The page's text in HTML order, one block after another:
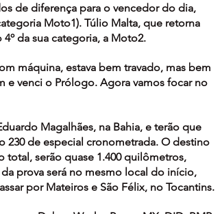
de diferença para o vencedor do dia,
Moto1). Túlio Malta, que retorna
da sua categoria, a Moto2.
máquina, estava bem travado, mas bem
venci o Prólogo. Agora vamos focar no
Magalhães, na Bahia, e terão que
230 de especial cronometrada. O destino
total, serão quase 1.400 quilômetros,
prova será no mesmo local do início,
por Mateiros e São Félix, no Tocantins.